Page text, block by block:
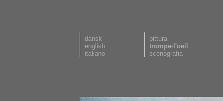
dansk
english
italiano
pittura
trompe-l'oeil
scenografia